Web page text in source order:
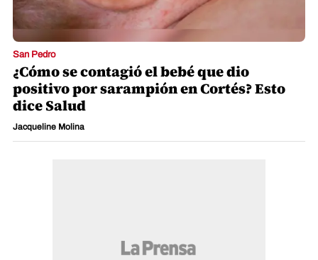
San Pedro
¿Cómo se contagió el bebé que dio
positivo por sarampión en Cortés? Esto
dice Salud
Jacqueline Molina